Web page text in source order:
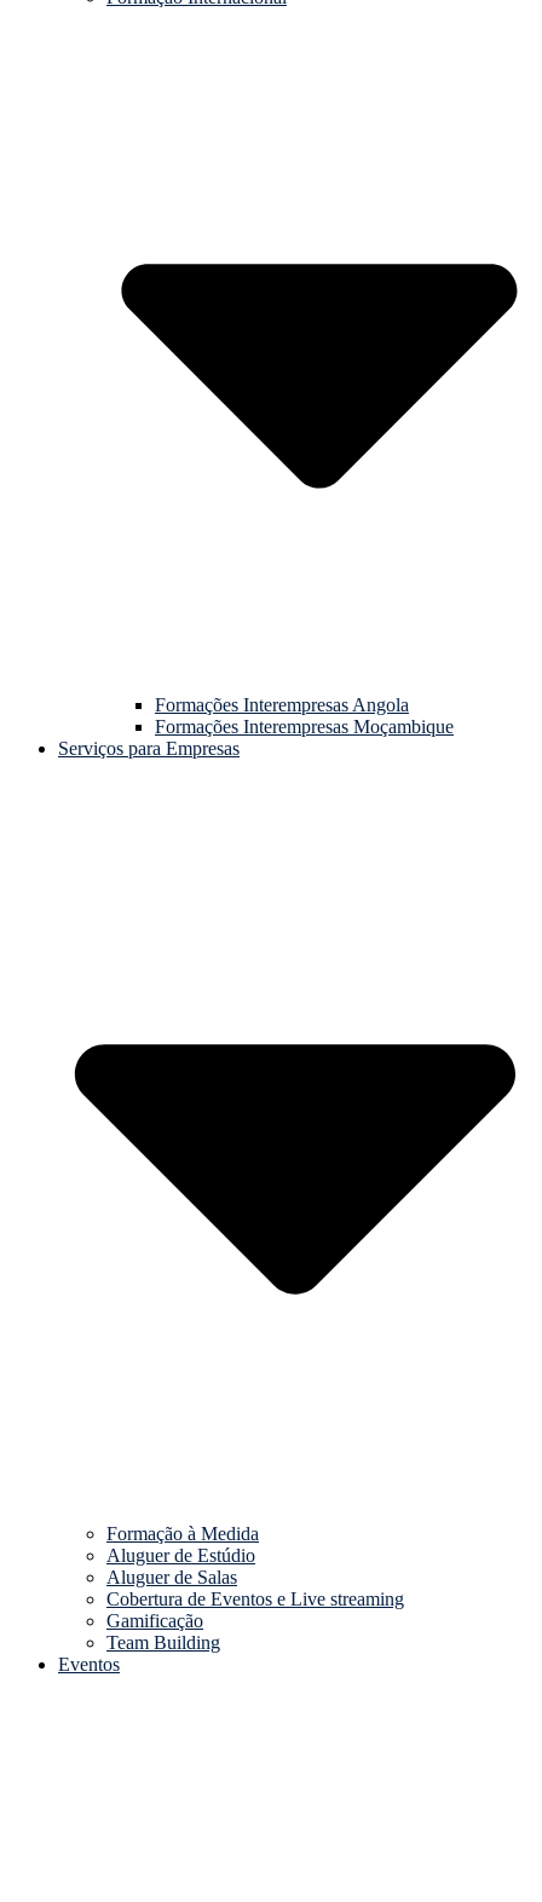
Formações Interempresas Angola
Formações Interempresas Moçambique
Serviços para Empresas
Formação à Medida
Aluguer de Estúdio
Aluguer de Salas
Cobertura de Eventos e Live streaming
Gamificação
Team Building
Eventos